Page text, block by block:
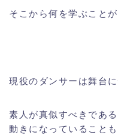
そこから何を学ぶこと
現役のダンサーは舞台
素人が真似すべきであ
動きになっていることも